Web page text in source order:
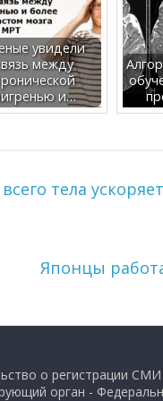
увидели
между
и…
тела
Японцы
о регистрации
орган -